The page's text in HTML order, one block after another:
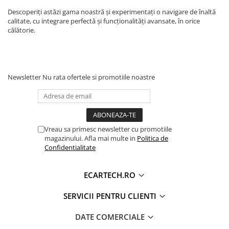
Navigatii Chrysler
Descoperiți astăzi gama noastră și experimentați o navigare de înaltă
calitate, cu integrare perfectă și funcționalități avansate, în orice
călătorie.
Newsletter Nu rata ofertele si promotiile noastre
Vreau sa primesc newsletter cu promotiile
magazinului. Afla mai multe in Politica de
Confidentialitate
ECARTECH.RO
SERVICII PENTRU CLIENTI
DATE COMERCIALE